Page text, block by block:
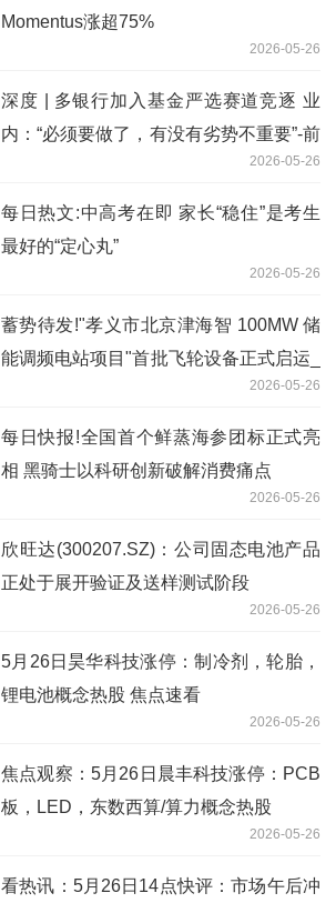
Momentus涨超75%
2026-05-26
深度 | 多银行加入基金严选赛道竞逐 业
内：“必须要做了，有没有劣势不重要”-前
2026-05-26
每日热文:中高考在即 家长“稳住”是考生
最好的“定心丸”
2026-05-26
蓄势待发!"孝义市北京津海智 100MW 储
能调频电站项目"首批飞轮设备正式启运_
2026-05-26
每日快报!全国首个鲜蒸海参团标正式亮
相 黑骑士以科研创新破解消费痛点
2026-05-26
欣旺达(300207.SZ)：公司固态电池产品
正处于展开验证及送样测试阶段
2026-05-26
5月26日昊华科技涨停：制冷剂，轮胎，
锂电池概念热股 焦点速看
2026-05-26
焦点观察：5月26日晨丰科技涨停：PCB
板，LED，东数西算/算力概念热股
2026-05-26
看热讯：5月26日14点快评：市场午后冲